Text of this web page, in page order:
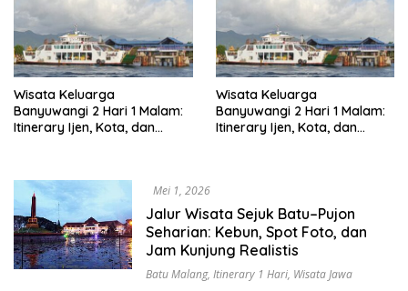
Wisata Keluarga
Banyuwangi 2 Hari 1 Malam:
Itinerary Ijen, Kota, dan
Wisata Keluarga
Banyuwangi 2 Hari 1 Malam:
Itinerary Ijen, Kota, dan
Mei 1, 2026
Jalur Wisata Sejuk Batu–Pujon
Seharian: Kebun, Spot Foto, dan
Jam Kunjung Realistis
Batu Malang, Itinerary 1 Hari, Wisata Jawa